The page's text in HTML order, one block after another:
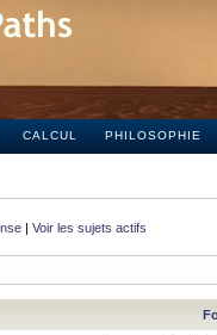
CALCUL PHILOSOPHIE
| Voir les sujets actifs